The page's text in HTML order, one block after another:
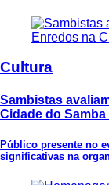
Cultura
Sambistas
Cidade do Samba
Público presente no
significativas na